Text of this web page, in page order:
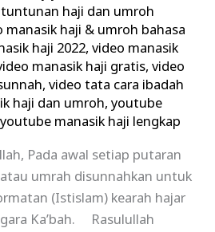
tuntunan haji dan umroh
manasik haji & umroh bahasa
haji 2022,video manasik
manasik haji gratis,video
,video tata cara ibadah
haji dan umroh,youtube
youtube manasik haji lengkap
Pada awal setiap putaran
umrah disunnahkan untuk
(Istislam) kearah hajar
Ka’bah. Rasulullah